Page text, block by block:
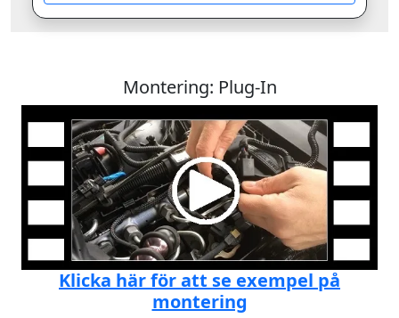
Montering: Plug-In
Klicka här för att se exempel på
montering